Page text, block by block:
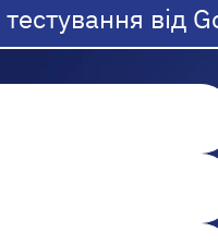
тестування від